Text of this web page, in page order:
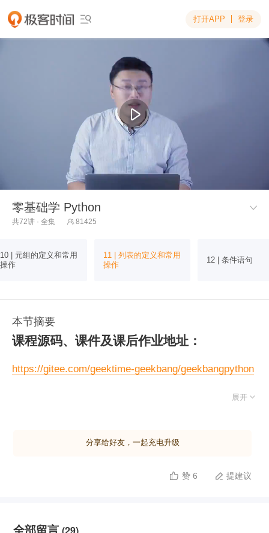
 打开APP 登录
零基础学 Python 
共72讲 · 全集  81425
10 | 元组的定义和常用
操作
11 | 列表的定义和常用
操作
12 | 条件语句
本节摘要
课程源码、课件及课后作业地址：
https://gitee.com/geektime-geekbang/geekbangpython
展开 
分享给好友，一起充电升级
 赞 6  提建议
全部留言